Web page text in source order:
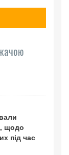
щодо
під час